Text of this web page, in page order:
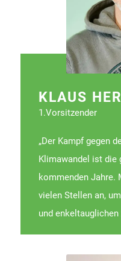
KLAUS
1.Vorsitzender
„Der Kampf gegen
Klimawandel ist die
kommenden Jahre.
vielen Stellen an,
und enkeltauglichen